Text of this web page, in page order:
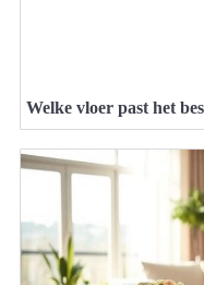
Welke vloer past het